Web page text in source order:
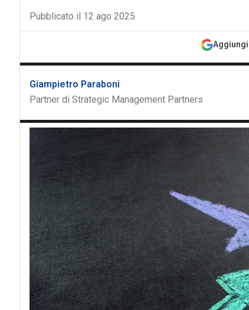
Pubblicato il 12 ago 2025
Giampietro Paraboni
Partner di Strategic Management Partners